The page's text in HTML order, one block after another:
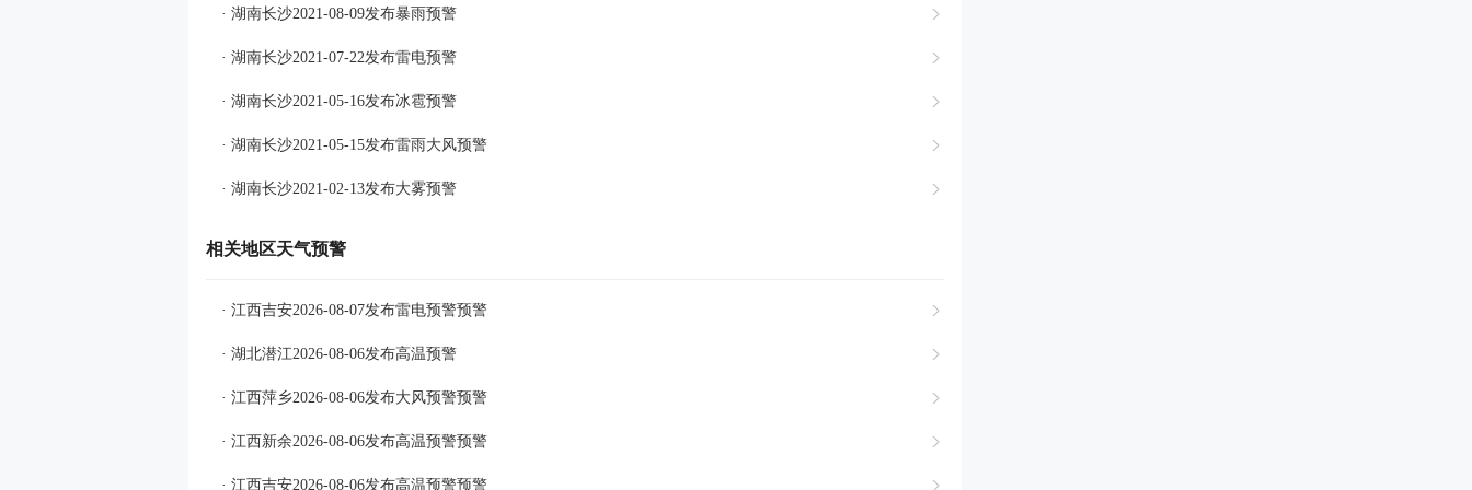
· 湖南长沙2021-08-09发布暴雨预警
· 湖南长沙2021-07-22发布雷电预警
· 湖南长沙2021-05-16发布冰雹预警
· 湖南长沙2021-05-15发布雷雨大风预警
· 湖南长沙2021-02-13发布大雾预警
相关地区天气预警
· 江西吉安2026-08-07发布雷电预警预警
· 湖北潜江2026-08-06发布高温预警
· 江西萍乡2026-08-06发布大风预警预警
· 江西新余2026-08-06发布高温预警预警
· 江西吉安2026-08-06发布高温预警预警